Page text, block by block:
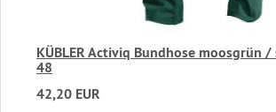
KÜBLER Activiq Bundhose moosgrün
48
42,20 EUR